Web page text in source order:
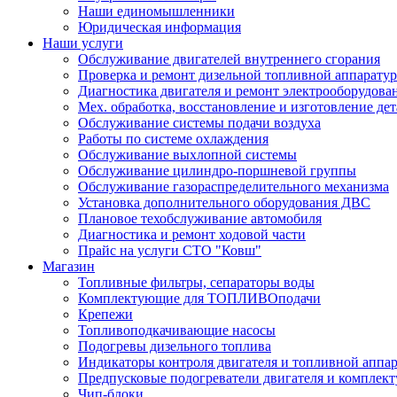
Наши единомышленники
Юридическая информация
Наши услуги
Обслуживание двигателей внутреннего сгорания
Проверка и ремонт дизельной топливной
Диагностика двигателя и ремонт
Мех. обработка, восстановление и изготовление
Обслуживание системы подачи воздуха
Работы по системе охлаждения
Обслуживание выхлопной системы
Обслуживание цилиндро-поршневой группы
Обслуживание газораспределительного механизма
Установка дополнительного оборудования ДВС
Плановое техобслуживание автомобиля
Диагностика и ремонт ходовой части
Прайс на услуги СТО "Ковш"
Магазин
Топливные фильтры, сепараторы воды
Комплектующие для ТОПЛИВОподачи
Крепежи
Топливоподкачивающие насосы
Подогревы дизельного топлива
Индикаторы контроля двигателя и топливной
Предпусковые подогреватели двигателя и
Чип-блоки